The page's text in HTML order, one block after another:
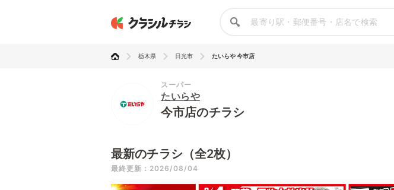
栃木県 日光市 たいらや 今市店
スーパー
たいらや
今市店のチラシ
最新のチラシ（全2枚）
最終更新：2026/08/04